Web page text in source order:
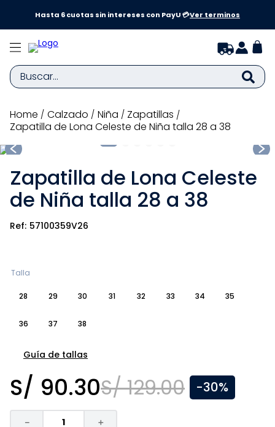
Hasta 6 cuotas sin intereses con PayU 💳Ver terminos
Buscar...
calzado niña
zapatillas
Zapatilla de Lona Celeste de Niña talla 28 a 38
Zapatilla de Lona Celeste
de Niña talla 28 a 38
57100359V26
Talla
28 29 30 31 32 33 34 35
36 37 38
Guía de tallas
S/ 90.30S/ 129.00 -30%
＋
－
TÉRMINOS MÁS BUSCADOS
1.
zapatillas niña
2.
3.
medias
4.
sandalias
10. sandalias niño